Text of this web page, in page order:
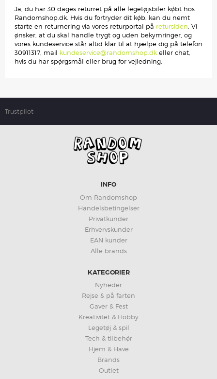
Ja, du har 30 dages returret på alle legetøjsbiler købt hos
Randomshop.dk. Hvis du fortryder dit køb, kan du nemt
starte en returnering via vores returportal på retursiden . Vi
ønsker, at du skal handle trygt og uden bekymringer, og
vores kundeservice står altid klar til at hjælpe dig på telefon
30911317, mail kundeservice@randomshop.dk eller chat,
hvis du har spørgsmål eller brug for vejledning.
Trustpilot
INFO
Om Randomshop
Handelsbetingelser
Privatkunder
Erhvervskunder
EAN kunder
Alle brands
KATEGORIER
Nyheder
Rejse & på farten
Gaver & Fest
Kreativitet & Hobby
Legetøj & spil
Tech & tilbehør
Hjem & Have
Brands
Outlet